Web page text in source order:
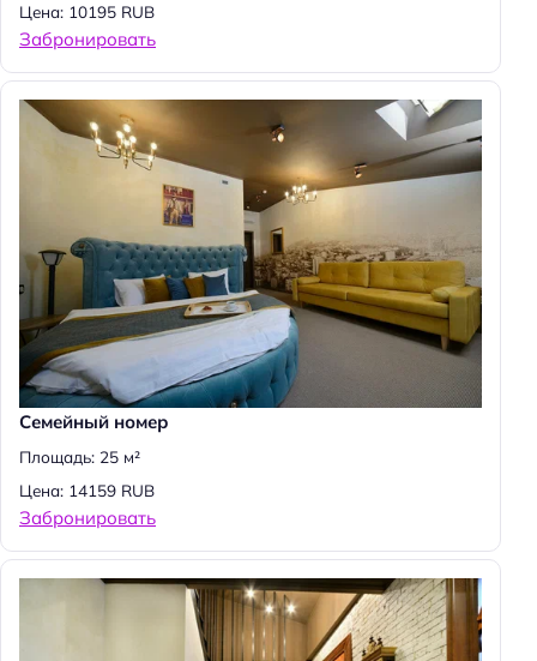
Цена: 10195 RUB
Забронировать
Семейный номер
Площадь: 25 м²
Цена: 14159 RUB
Забронировать